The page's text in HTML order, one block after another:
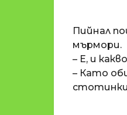
п
a
t
Пийнал
мърмори.
– Е, и
– Като